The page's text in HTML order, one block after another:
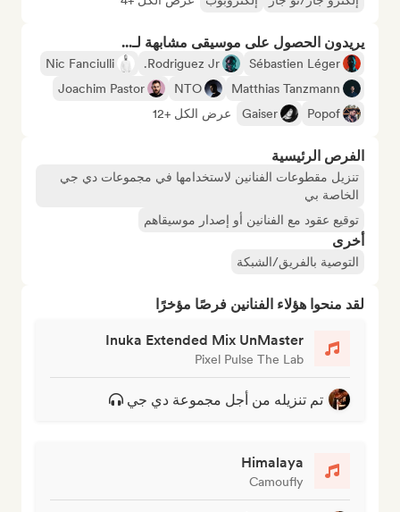
يريدون الحصول على موسيقى مشابهة لـ...
Sébastien Léger
Rodriguez Jr.
Nic Fanciulli
Matthias Tanzmann
NTO
Joachim Pastor
Popof
Gaiser عرض الكل +12
الفرص الرئيسية
تنزيل مقطوعات الفنانين لاستخدامها في مجموعات دي جي
الخاصة بي
توقيع عقود مع الفنانين أو إصدار موسيقاهم
أخرى
التوصية بالفريق/الشبكة
لقد منحوا هؤلاء الفنانين فرصًا مؤخرًا
Inuka Extended Mix UnMaster
Pixel Pulse The Lab
تم تنزيله من أجل مجموعة دي جي
Himalaya
Camoufly